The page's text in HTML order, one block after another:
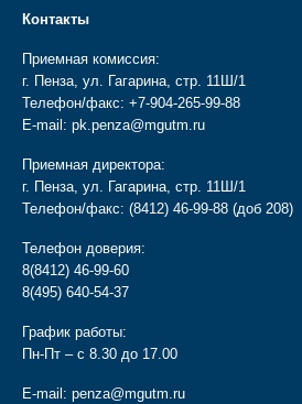
Контакты
Приемная комиссия:
г. Пенза, ул. Гагарина, стр. 11Ш/1
Телефон/факс: +7-904-265-99-88
E-mail: pk.penza@mgutm.ru
Приемная директора:
г. Пенза, ул. Гагарина, стр. 11Ш/1
Телефон/факс: (8412) 46-99-88 (доб 208)
Телефон доверия:
8(8412) 46-99-60
8(495) 640-54-37
График работы:
Пн-Пт – с 8.30 до 17.00
E-mail: penza@mgutm.ru